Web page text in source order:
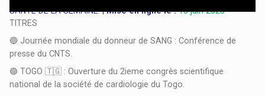
SANTÉ DE LA SEMAINE. |Mise en ligne le : 15 juin 2025
TITRES
🔵 Journée mondiale du donneur de SANG : Conférence de
presse du CNTS.
🟢 TOGO 🇹🇬 : Ouverture du 2ieme congrès scientifique
national de la société de cardiologie du Togo.